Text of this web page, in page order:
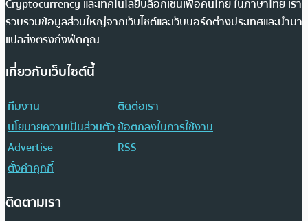
Cryptocurrency และเทคโนโลยีบล็อกเชนเพื่อคนไทย ในภาษาไทย เรา
รวบรวมข้อมูลส่วนใหญ่จากเว็บไซต์และเว็บบอร์ดต่างประเทศและนำมา
แปลส่งตรงถึงฟีดคุณ
เกี่ยวกับเว็บไซต์นี้
ทีมงาน
ติดต่อเรา
นโยบายความเป็นส่วนตัวข้อตกลงในการใช้งาน
Advertise
RSS
ตั้งค่าคุกกี้
ติดตามเรา